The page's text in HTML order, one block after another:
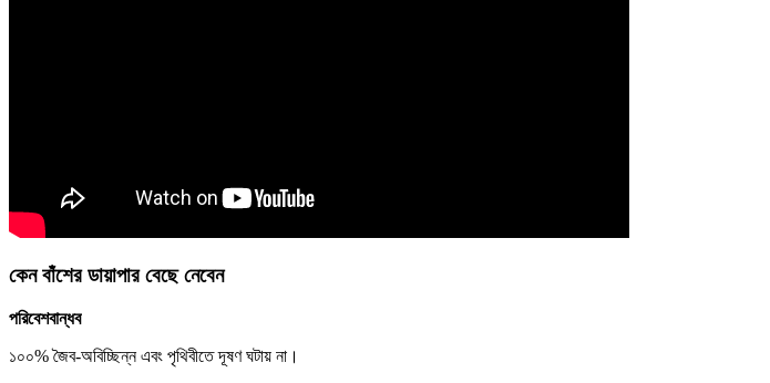
কেন বাঁশের ডায়াপার বেছে নেবেন
পরিবেশবান্ধব
১০০% জৈব-অবিচ্ছিন্ন এবং পৃথিবীতে দূষণ ঘটায় না।